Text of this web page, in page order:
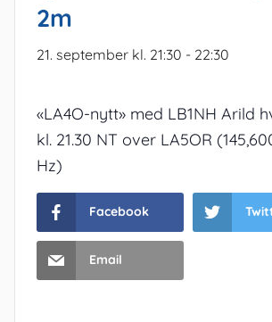
2m
21. september kl. 21:30 - 22:30
«LA4O-nytt» med LB1NH Arild
kl. 21.30 NT over LA5OR
Hz)
Facebook
Email